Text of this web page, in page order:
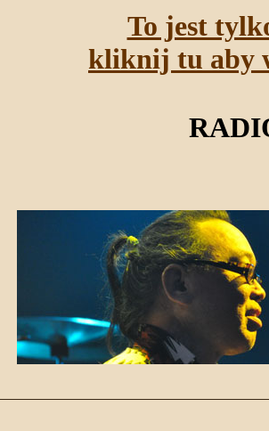
To jest
kliknij tu aby